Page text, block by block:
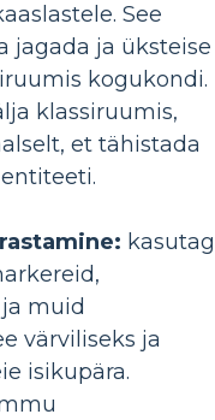
See
jagada ja üksteise
kogukondi.
klassiruumis,
et tähistada
muid
värviliseks ja
isikupära.